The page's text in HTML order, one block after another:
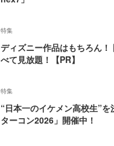
特集
ディズニー作品はもちろん
べて見放題！【PR】
特集
“日本一のイケメン高校生”
ターコン2026」開催中！